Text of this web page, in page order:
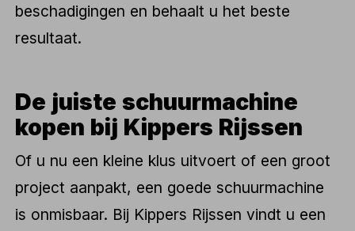
beschadigingen en behaalt u het beste
resultaat.
De juiste schuurmachine
kopen bij Kippers Rijssen
Of u nu een kleine klus uitvoert of een groot
project aanpakt, een goede schuurmachine
is onmisbaar. Bij Kippers Rijssen vindt u een